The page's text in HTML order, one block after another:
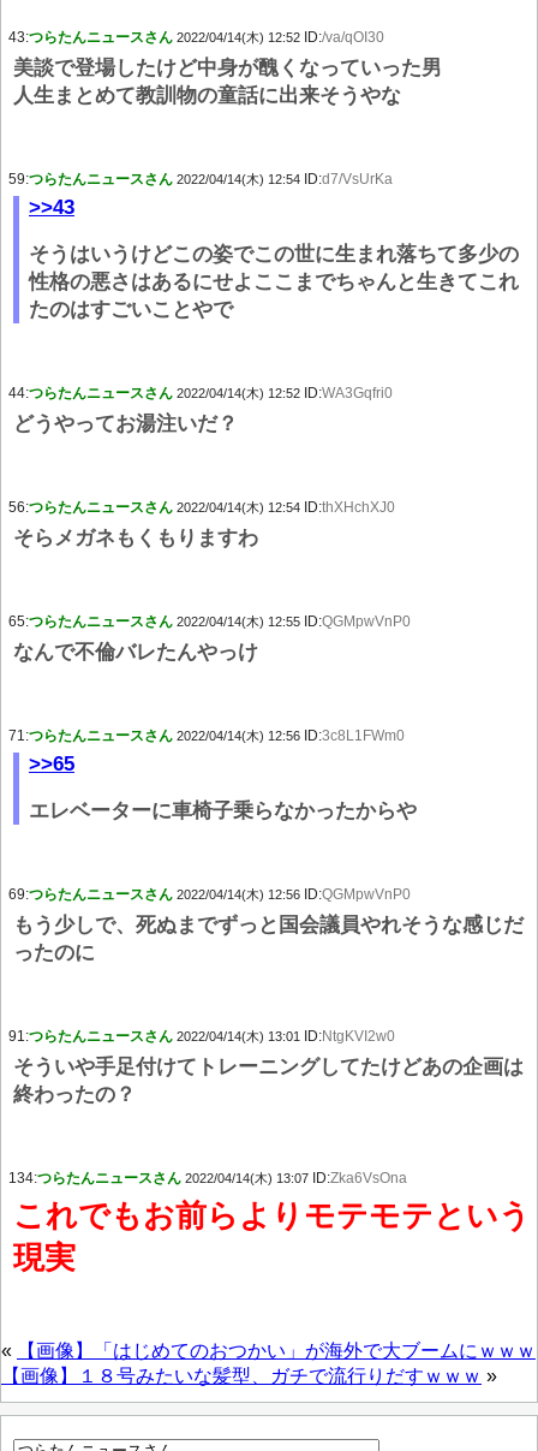
43:つらたんニュースさん 2022/04/14(木) 12:52 ID:/va/qOI30
美談で登場したけど中身が醜くなっていった男
人生まとめて教訓物の童話に出来そうやな
59:つらたんニュースさん 2022/04/14(木) 12:54 ID:d7/VsUrKa
>>43
そうはいうけどこの姿でこの世に生まれ落ちて多少の
性格の悪さはあるにせよここまでちゃんと生きてこれ
たのはすごいことやで
44:つらたんニュースさん 2022/04/14(木) 12:52 ID:WA3Gqfri0
どうやってお湯注いだ？
56:つらたんニュースさん 2022/04/14(木) 12:54 ID:thXHchXJ0
そらメガネもくもりますわ
65:つらたんニュースさん 2022/04/14(木) 12:55 ID:QGMpwVnP0
なんで不倫バレたんやっけ
71:つらたんニュースさん 2022/04/14(木) 12:56 ID:3c8L1FWm0
>>65
エレベーターに車椅子乗らなかったからや
69:つらたんニュースさん 2022/04/14(木) 12:56 ID:QGMpwVnP0
もう少しで、死ぬまでずっと国会議員やれそうな感じだ
ったのに
91:つらたんニュースさん 2022/04/14(木) 13:01 ID:NtgKVI2w0
そういや手足付けてトレーニングしてたけどあの企画は
終わったの？
134:つらたんニュースさん 2022/04/14(木) 13:07 ID:Zka6VsOna
これでもお前らよりモテモテという
現実
«
【画像】「はじめてのおつかい」が海外で大ブームにｗｗｗ
【画像】１８号みたいな髪型、ガチで流行りだすｗｗｗ »